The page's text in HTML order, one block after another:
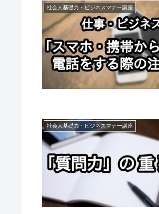
社会人基礎力・ビジネスマナー講座
社会人基礎力・ビジネスマナー講座